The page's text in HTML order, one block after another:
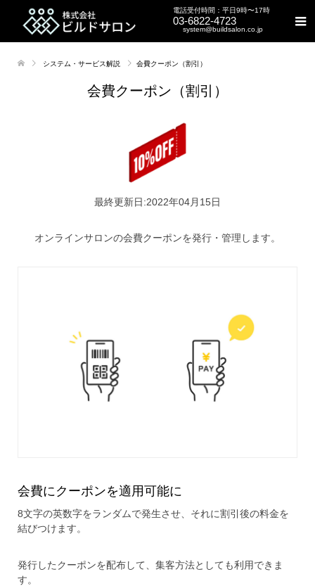
電話受付時間：平日9時〜17時
03-6822-4723
system@buildsalon.co.jp
システム・サービス解説 会費クーポン（割引）
会費クーポン（割引）
最終更新日:2022年04月15日
オンラインサロンの会費クーポンを発行・管理します。
会費にクーポンを適用可能に
8文字の英数字をランダムで発生させ、それに割引後の料金を
結びつけます。
発行したクーポンを配布して、集客方法としても利用できま
す。